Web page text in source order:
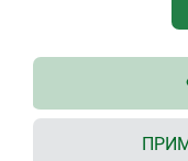
настольных
для приборов,
разборка с
низкая